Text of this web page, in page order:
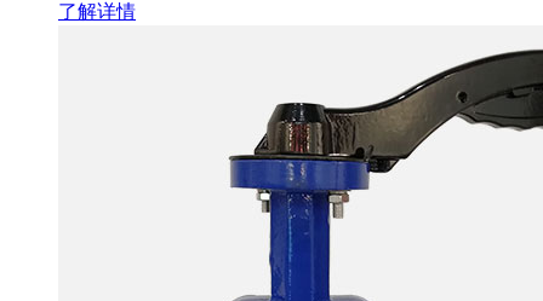
了解详情